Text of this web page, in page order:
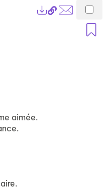
Lien
permanent
(Nouvelle
Envoyer
aimée.